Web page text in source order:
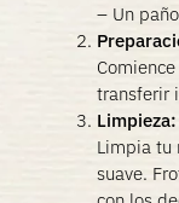
– Un
transferir
Limpieza:
Limpia tu
suave.